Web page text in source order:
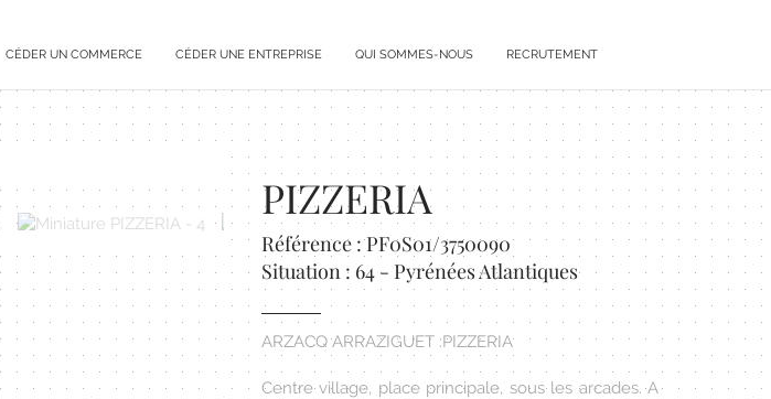
CÉDER UN COMMERCE CÉDER UNE ENTREPRISE QUI SOMMES-NOUS RECRUTEMENT
PIZZERIA
Référence : PF0S01/3750090
Situation : 64 - Pyrénées Atlantiques
ARZACQ ARRAZIGUET :PIZZERIA
Centre village, place principale, sous les arcades. A